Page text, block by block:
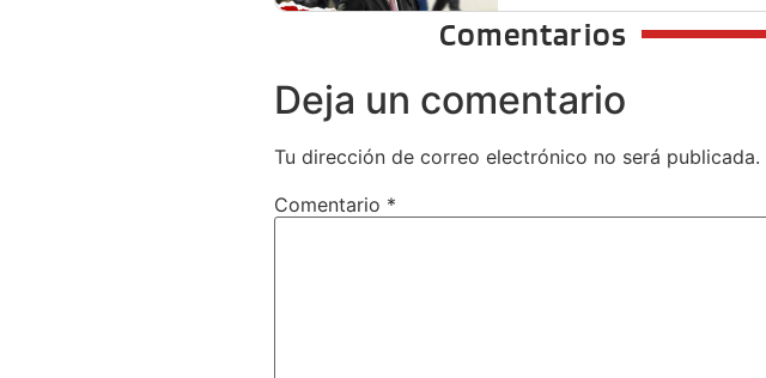
Comentarios
Deja un comentario
Tu dirección de correo electrónico no será publicada.
Comentario *